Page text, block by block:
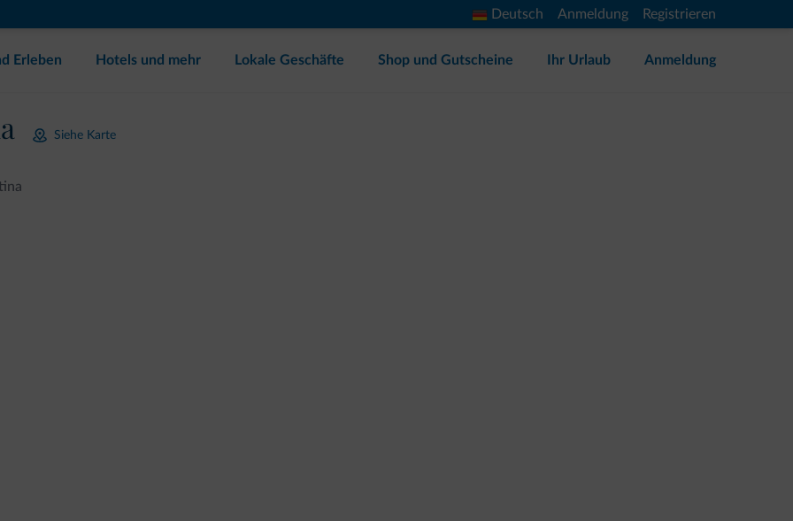
Deutsch Anmeldung Registrieren
Erleben Hotels und mehr Lokale Geschäfte Shop und Gutscheine Ihr Urlaub Anmeldung
Siehe Karte